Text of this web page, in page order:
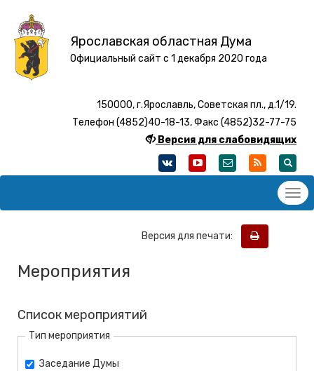
Ярославская областная Дума
Официальный сайт с 1 декабря 2020 года
150000, г.Ярославль, Советская пл., д.1/19.
Телефон (4852)40-18-13, Факс (4852)32-77-75
Версия для слабовидящих
Версия для печати:
Мероприятия
Список мероприятий
Тип мероприятия
Заседание Думы